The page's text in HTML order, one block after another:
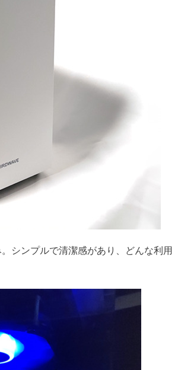
シンプルで清潔感があり、どんな利用